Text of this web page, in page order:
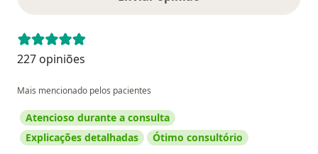
227 opiniões
Mais mencionado pelos pacientes
Atencioso durante a consulta
Explicações detalhadas
Ótimo consultório